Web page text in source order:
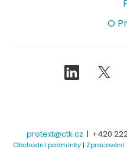
O
LinkedIn
protext@ctk.cz | +420
Obchodní podmínky| Zpracování